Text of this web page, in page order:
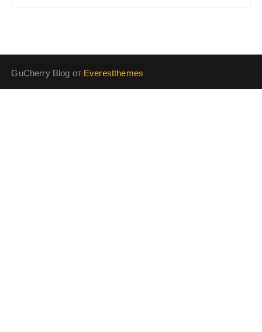
GuCherry Blog от Everestthemes